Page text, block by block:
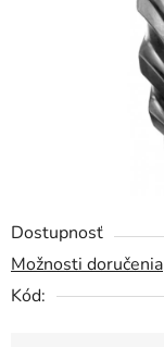
Dostupnosť
Možnosti doručenia
Kód: